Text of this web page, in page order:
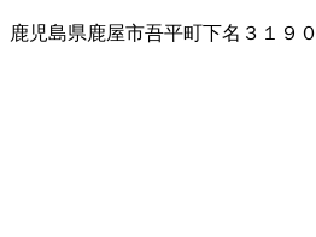
鹿児島県鹿屋市吾平町下名３１９０